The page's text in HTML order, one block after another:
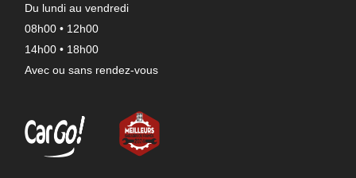
Du lundi au vendredi
08h00 • 12h00
14h00 • 18h00
Avec ou sans rendez-vous